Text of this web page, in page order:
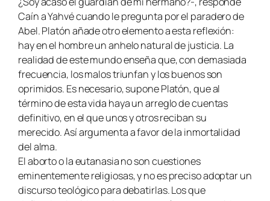
Caín a Yahvé cuando le pregunta por el paradero de
Abel. Platón añade otro elemento a esta reflexión:
hay en el hombre un anhelo natural de justicia. La
realidad de este mundo enseña que, con demasiada
frecuencia, los malos triunfan y los buenos son
oprimidos. Es necesario, supone Platón, que al
término de esta vida haya un arreglo de cuentas
definitivo, en el que unos y otros reciban su
merecido. Así argumenta a favor de la inmortalidad
del alma.
El aborto o la eutanasia no son cuestiones
eminentemente religiosas, y no es preciso adoptar un
discurso teológico para debatirlas. Los que